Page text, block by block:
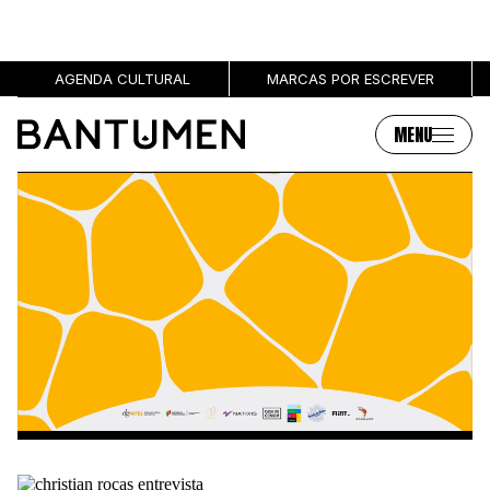
AGENDA CULTURAL MARCAS POR ESCREVER
MENU
Artigos
SOCIEDADE
CULTURA
GRL PWR
ENTREVISTAS
OPINIÃO
PODCAST
Sobre
SOBRE NÓS
MARCAS
Eventos